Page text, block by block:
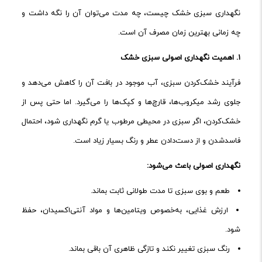
نگهداری سبزی خشک چیست، چه مدت می‌توان آن را نگه داشت و
چه زمانی بهترین زمان مصرف آن است.
۱. اهمیت نگهداری اصولی سبزی خشک
فرآیند خشک‌کردن سبزی، آب موجود در بافت آن را کاهش می‌دهد و
جلوی رشد میکروب‌ها، قارچ‌ها و کپک‌ها را می‌گیرد. اما حتی پس از
خشک‌کردن، اگر سبزی در محیطی مرطوب یا گرم نگهداری شود، احتمال
فاسدشدن و از دست‌دادن عطر و رنگ بسیار زیاد است.
نگهداری اصولی باعث می‌شود:
طعم و بوی سبزی تا مدت طولانی ثابت بماند.
ارزش غذایی، به‌خصوص ویتامین‌ها و مواد آنتی‌اکسیدان، حفظ
شود.
رنگ سبزی تغییر نکند و تازگی ظاهری آن باقی بماند.